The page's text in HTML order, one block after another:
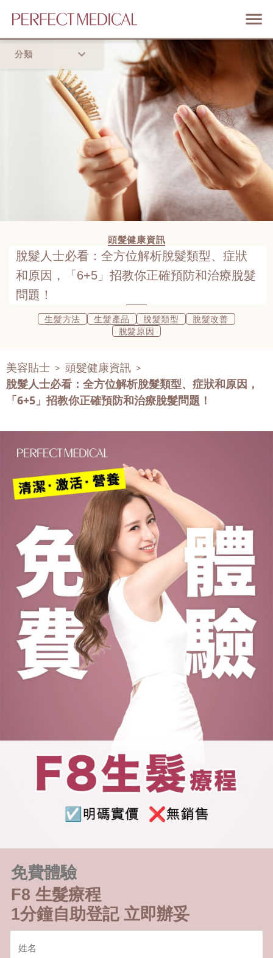
分類
首頁
流行趨勢
頭髮健康資訊
脫髮人士必看：全方位解析脫髮類型、症狀
和原因，「6+5」招教你正確預防和治療脫髮
問題！
生髮方法 生髮產品 脫髮類型
脫髮改善
脫髮原因
美容貼士 > 頭髮健康資訊 >
脫髮人士必看：全方位解析脫髮類型、症狀和原因，
「6+5」招教你正確預防和治療脫髮問題！
免費體驗
F8 生髮療程
1分鐘自助登記 立即辦妥